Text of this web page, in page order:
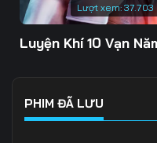
Tập 121
Lượt xem: 37.703
Luyện Khí 10 Vạn
PHIM ĐÃ LƯU